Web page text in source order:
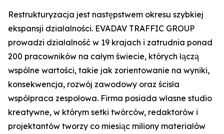
Restrukturyzacja jest następstwem okresu szybkiej
ekspansji działalności. EVADAV TRAFFIC GROUP
prowadzi działalność w 19 krajach i zatrudnia ponad
200 pracowników na całym świecie, których łączą
wspólne wartości, takie jak zorientowanie na wyniki,
konsekwencja, rozwój zawodowy oraz ścisła
współpraca zespołowa. Firma posiada własne studio
kreatywne, w którym setki twórców, redaktorów i
projektantów tworzy co miesiąc miliony materiałów